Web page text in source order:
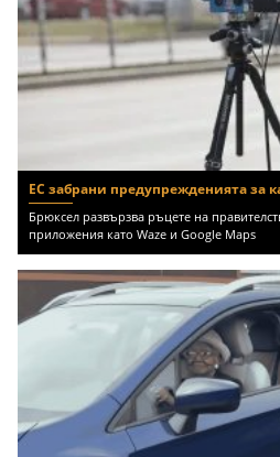
ЕС забрани предупрежденията за
Брюксел развързва ръцете на
приложения като Waze и Google Maps